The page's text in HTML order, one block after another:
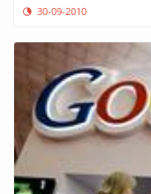
30-09-2010